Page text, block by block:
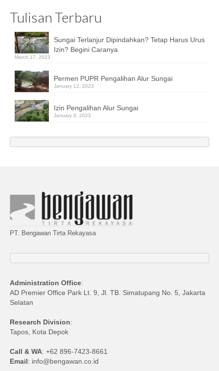
Tulisan Terbaru
Sungai Terlanjur Dipindahkan? Tetap Harus Urus
Izin? Begini Caranya
March 17, 2023
Permen PUPR Pengalihan Alur Sungai
January 12, 2023
Izin Pengalihan Alur Sungai
January 3, 2023
PT. Bengawan Tirta Rekayasa
Administration Office:
AD Premier Office Park Lt. 9, Jl. TB. Simatupang No. 5, Jakarta
Selatan
Research Division:
Tapos, Kota Depok
Call & WA: +62 896-7423-8661
Email: info@bengawan.co.id